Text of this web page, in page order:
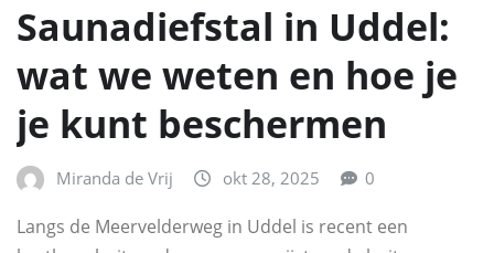
Saunadiefstal in Uddel:
wat we weten en hoe je
je kunt beschermen
Miranda de Vrij okt 28, 2025 0
Langs de Meervelderweg in Uddel is recent een